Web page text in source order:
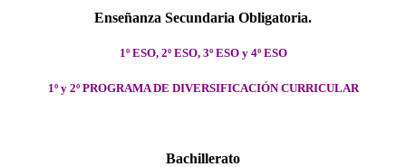
Enseñanza Secundaria Obligatoria.
1º ESO, 2º ESO, 3º ESO y 4º ESO
1º y 2º PROGRAMA DE DIVERSIFICACIÓN CURRICULAR
Bachillerato